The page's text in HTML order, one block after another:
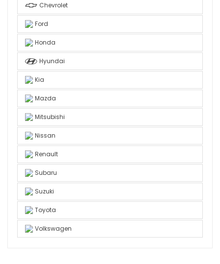
Chevrolet
Ford
Honda
Hyundai
Kia
Mazda
Mitsubishi
Nissan
Renault
Subaru
Suzuki
Toyota
Volkswagen